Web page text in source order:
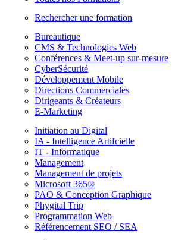
Rechercher une formation
Bureautique
CMS & Technologies Web
Conférences & Meet-up sur-mesure
CyberSécurité
Développement Mobile
Directions Commerciales
Dirigeants & Créateurs
E-Marketing
Initiation au Digital
IA - Intelligence Artifcielle
IT - Informatique
Management
Management de projets
Microsoft 365®
PAO & Conception Graphique
Phygital Trip
Programmation Web
Référencement SEO / SEA